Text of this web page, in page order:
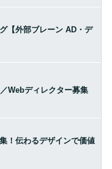
【外部ブレーン AD・デ
Webディレクター募集
！伝わるデザインで価値